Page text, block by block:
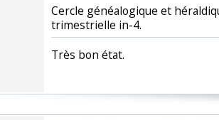
‎Cercle généalogique et
trimestrielle in-4.‎
‎Très bon état.‎